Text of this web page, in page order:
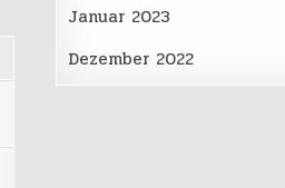
Januar 2023
Dezember 2022